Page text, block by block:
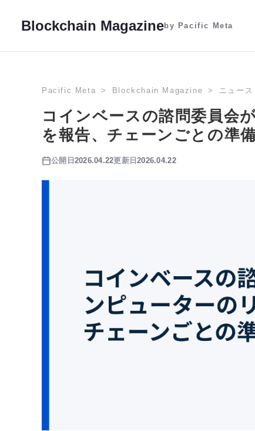
Blockchain Magazineby Pacific Meta
Pacific Meta Blockchain Magazine ニュース
コインベースの諮問委員会
を報告、チェーンごとの準
公開日 2026.04.22更新日2026.04.22